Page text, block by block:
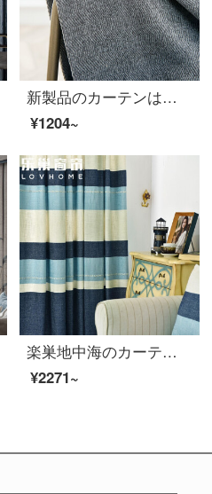
新製品のカーテンは全部遮光しました。カーテンを厚くして、現代の寝室のカーテンにフックして穴を開けて注文しました。
¥1204~
楽巣地中海のカーテンの完成品の遮光に厚いカーテンを敷いて、簡単に現代の寝室のリビングルームでは麻提花の純色のカーテンをまねて、秋の印象をカスタマイズします。
¥2271~